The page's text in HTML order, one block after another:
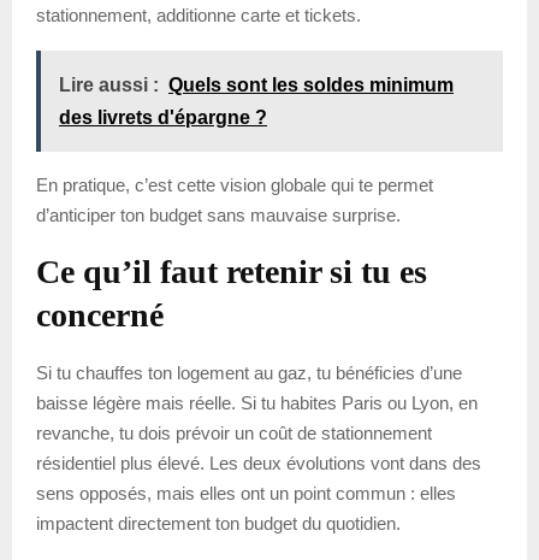
stationnement, additionne carte et tickets.
Lire aussi : Quels sont les soldes minimum
des livrets d'épargne ?
En pratique, c’est cette vision globale qui te permet
d’anticiper ton budget sans mauvaise surprise.
Ce qu’il faut retenir si tu es
concerné
Si tu chauffes ton logement au gaz, tu bénéficies d’une
baisse légère mais réelle. Si tu habites Paris ou Lyon, en
revanche, tu dois prévoir un coût de stationnement
résidentiel plus élevé. Les deux évolutions vont dans des
sens opposés, mais elles ont un point commun : elles
impactent directement ton budget du quotidien.